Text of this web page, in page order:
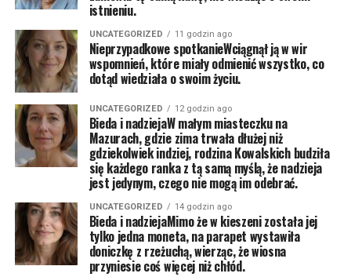
istnieniu.
UNCATEGORIZED 11 godzin ago
Nieprzypadkowe spotkanieWciągnął ją w wir
wspomnień, które miały odmienić wszystko, co
dotąd wiedziała o swoim życiu.
UNCATEGORIZED 12 godzin ago
Bieda i nadziejaW małym miasteczku na
Mazurach, gdzie zima trwała dłużej niż
gdziekolwiek indziej, rodzina Kowalskich budziła
się każdego ranka z tą samą myślą, że nadzieja
jest jedynym, czego nie mogą im odebrać.
UNCATEGORIZED 14 godzin ago
Bieda i nadziejaMimo że w kieszeni została jej
tylko jedna moneta, na parapet wystawiła
doniczkę z rzeżuchą, wierząc, że wiosna
przyniesie coś więcej niż chłód.